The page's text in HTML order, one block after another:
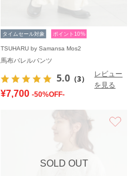
タイムセール対象 ポイント10%
TSUHARU by Samansa Mos2
馬布バレルパンツ
5.0 （3）
レビュー
を見る
¥7,700 -50%OFF-
SOLD OUT